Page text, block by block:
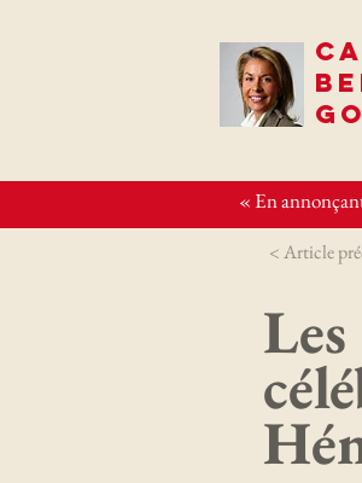
« En
< Article